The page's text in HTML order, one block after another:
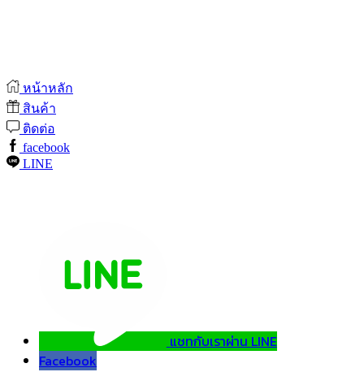
หน้าหลัก
สินค้า
ติดต่อ
facebook
LINE
แชทกับเราผ่าน LINE
Facebook